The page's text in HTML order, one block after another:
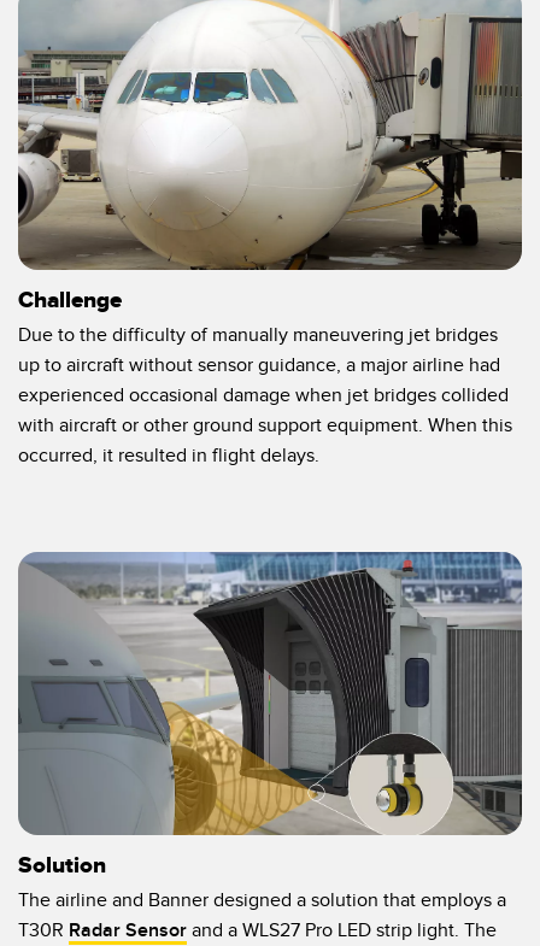
SENSORES
Sensores Fotoeléctricos
Medición de Distancia Láser
Cortinas de Medición
Tiempo de Vuelo
Sensores de Radar
Sensores Ultrasónicos
Amplificadores de Fibra Óptica
Fiber Optics
Slot and Label Sensors
Sensores de Temperatura
Matrices de Detección y Sensores de Haz Ancho
Sensores de Monitoreo de Condiciones
Wireless Condition Monitoring Sensors
Sensor de Vibración
ACCESORIOS
ACCESORIOS
IIOT Y LA FÁBRICA
INTELIGENTE
Call for Parts, Service, or Pallet Pickup
Leading Edge Detection
Machine Monitoring/Overall Equipment Effectiveness
Monitoreo de Condiciones: Mantenimiento Predictivo y
Preventivo
Eficiencia General de Los Equipos (OEE)
Mantenimiento Predictivo
Monitoreo Remoto
Comunicaciones de Fábrica
ENLACES RELACIONADOS
Challenge
Due to the difficulty of manually maneuvering jet bridges
up to aircraft without sensor guidance, a major airline had
experienced occasional damage when jet bridges collided
with aircraft or other ground support equipment. When this
occurred, it resulted in flight delays.
Solution
The airline and Banner designed a solution that employs a
T30R Radar Sensor and a WLS27 Pro LED strip light. The